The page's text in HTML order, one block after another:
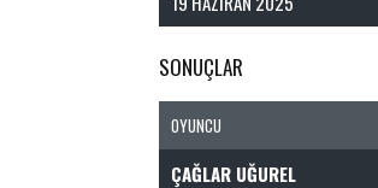
SONUÇLAR
OYUNCU
ÇAĞLAR UĞUREL